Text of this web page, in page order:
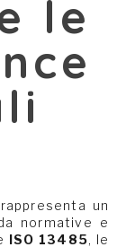
le
un
normative e
ISO 13485, le